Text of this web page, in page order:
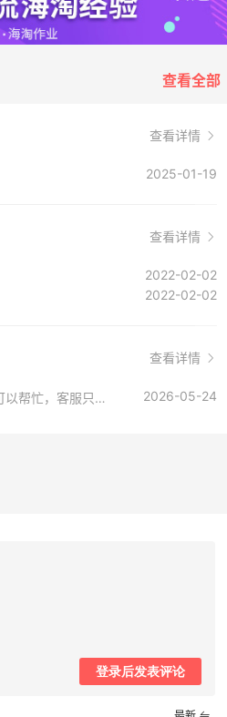
查看全部
查看详情
2025-01-19
查看详情
2022-02-02
2022-02-02
查看详情
Belk没有中文页面和中文客服，官网全英文。不过浏览器翻译插件可以帮忙，客服只能英文邮件或电话联系。新手建议先看海淘攻略，支付用Paypal成功率稍高些。 2026-05-24
登录后发表评论
08月05日